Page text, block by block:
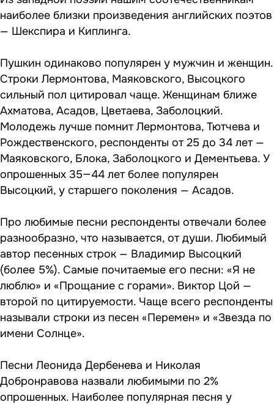
наиболее близки произведения английских поэтов
— Шекспира и Киплинга.
Пушкин одинаково популярен у мужчин и женщин.
Строки Лермонтова, Маяковского, Высоцкого
сильный пол цитировал чаще. Женщинам ближе
Ахматова, Асадов, Цветаева, Заболоцкий.
Молодежь лучше помнит Лермонтова, Тютчева и
Рождественского, респонденты от 25 до 34 лет —
Маяковского, Блока, Заболоцкого и Дементьева. У
опрошенных 35—44 лет более популярен
Высоцкий, у старшего поколения — Асадов.
Про любимые песни респонденты отвечали более
разнообразно, что называется, от души. Любимый
автор песенных строк — Владимир Высоцкий
(более 5%). Самые почитаемые его песни: «Я не
люблю» и «Прощание с горами». Виктор Цой —
второй по цитируемости. Чаще всего респонденты
называли строки из песен «Перемен» и «Звезда по
имени Солнце».
Песни Леонида Дербенева и Николая
Добронравова назвали любимыми по 2%
опрошенных. Наиболее популярная песня у